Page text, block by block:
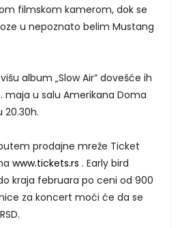
filmskom kamerom, dok se
u nepoznato belim Mustang
album „Slow Air“ dovešće ih
maja u salu Amerikana Doma
prodajne mreže Ticket
www.tickets.rs . Early bird
kraja februara po ceni od 900
za koncert moći će da se